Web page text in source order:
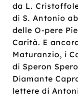
da L.
di S. Antonio
delle O-pere
Carità. E
Maturanzio, i
di Speron
Diamante
lettere di